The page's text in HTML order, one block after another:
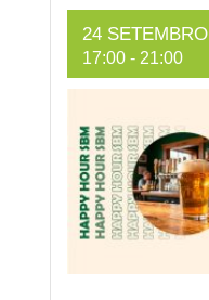
24 SETEMBRO
17:00 - 21:00